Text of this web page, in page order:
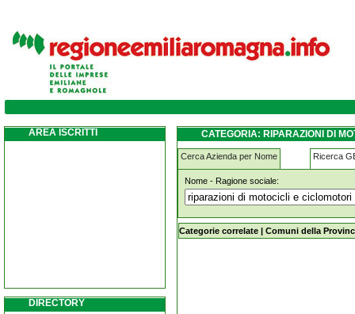
riparazioni-di-motocicli-e-ciclomotori
AREA ISCRITTI
DIRECTORY
CATEGORIA: RIPARAZIONI DI
Cerca Azienda per Nome Ricerca
Nome - Ragione sociale:
riparazioni-di-motocicli-e-
Categorie correlate | Comuni della